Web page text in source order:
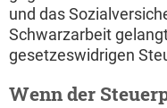
und das
Schwarzarbeit
gesetzeswidrigen
Wenn der